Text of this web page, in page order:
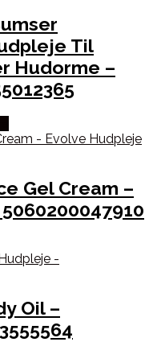
Til
Hudorme –
Gel Cream –
Oil –